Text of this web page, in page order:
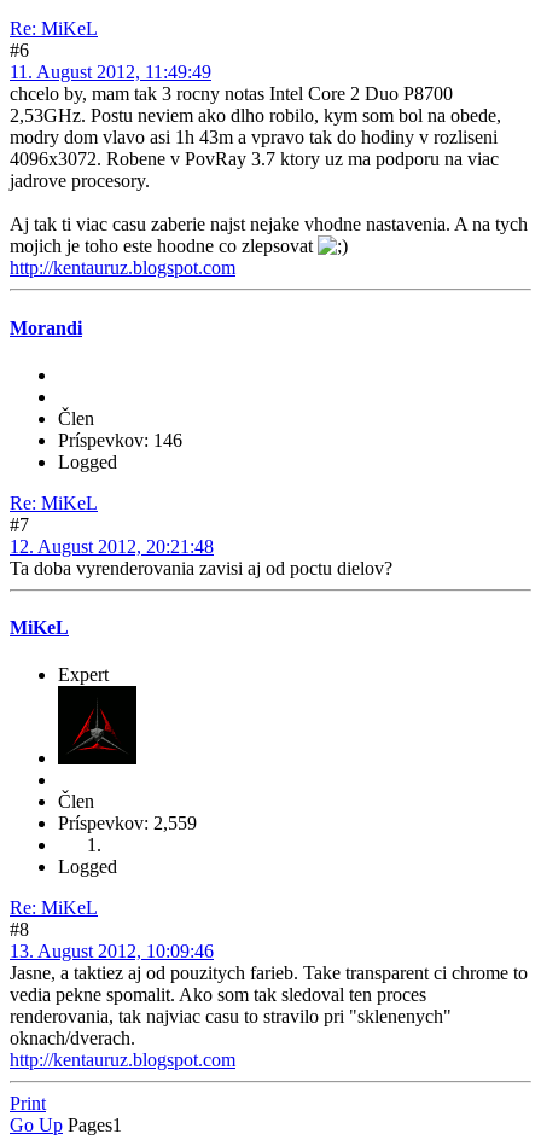
Re: MiKeL
#6
11. August 2012, 11:49:49
chcelo by, mam tak 3 rocny notas Intel Core 2 Duo P8700
2,53GHz. Postu neviem ako dlho robilo, kym som bol na obede,
modry dom vlavo asi 1h 43m a vpravo tak do hodiny v rozliseni
4096x3072. Robene v PovRay 3.7 ktory uz ma podporu na viac
jadrove procesory.
Aj tak ti viac casu zaberie najst nejake vhodne nastavenia. A na tych
mojich je toho este hoodne co zlepsovat
http://kentauruz.blogspot.com
Morandi
Člen
Príspevkov: 146
Logged
Re: MiKeL
#7
12. August 2012, 20:21:48
Ta doba vyrenderovania zavisi aj od poctu dielov?
MiKeL
Expert
Člen
Príspevkov: 2,559
Logged
Re: MiKeL
#8
13. August 2012, 10:09:46
Jasne, a taktiez aj od pouzitych farieb. Take transparent ci chrome to
vedia pekne spomalit. Ako som tak sledoval ten proces
renderovania, tak najviac casu to stravilo pri "sklenenych"
oknach/dverach.
http://kentauruz.blogspot.com
Print
Go Up Pages1